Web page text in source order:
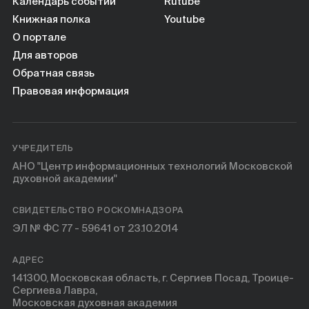
Книжная полка
О портале
Для авторов
Обратная связь
Правовая информация
Youtube
УЧРЕДИТЕЛЬ
АНО "Центр информационных технологий Московской
духовной академии"
СВИДЕТЕЛЬСТВО РОСКОМНАДЗОРА
ЭЛ № ФС 77 - 59641 от 23.10.2014
АДРЕС
141300, Московская область, г. Сергиев Посад, Троице-
Сергиева Лавра,
Московская духовная академия